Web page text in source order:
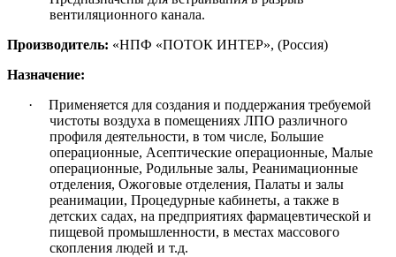
вентиляционного канала.
Производитель: «НПФ «ПОТОК ИНТЕР», (Россия)
Назначение:
·
Применяется для создания и поддержания требуемой
чистоты воздуха в помещениях ЛПО различного
профиля деятельности, в том числе, Большие
операционные, Асептические операционные, Малые
операционные, Родильные залы, Реанимационные
отделения, Ожоговые отделения, Палаты и залы
реанимации, Процедурные кабинеты, а также в
детских садах, на предприятиях фармацевтической и
пищевой промышленности, в местах массового
скопления людей и т.д.